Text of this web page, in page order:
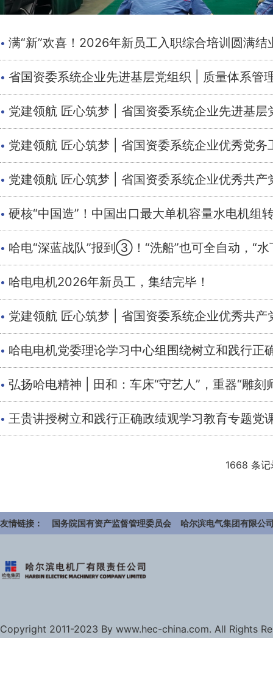
· 满“新”欢喜！2026年新员工入职综合培训圆满结
· 省国资委系统企业先进基层党组织 | 质量体系管
· 党建领航 匠心筑梦 | 省国资委系统企业先进基
· 党建领航 匠心筑梦 | 省国资委系统企业优秀党务
· 党建领航 匠心筑梦 | 省国资委系统企业优秀共
· 硬核“中国造”！中国出口最大单机容量水电机组
· 哈电“深蓝战队”报到③！“洗船”也可全自动，“水
· 哈电电机2026年新员工，集结完毕！
· 党建领航 匠心筑梦 | 省国资委系统企业优秀共
· 哈电电机党委理论学习中心组围绕树立和践行正
· 弘扬哈电精神 | 田和：车床“守艺人”，重器“雕刻
· 王贵讲授树立和践行正确政绩观学习教育专题党
1668 条
友情链接： 国务院国有资产监督管理委员会 哈尔滨电气集团有限公
Copyright 2011-2023 By www.hec-china.com. All Rights